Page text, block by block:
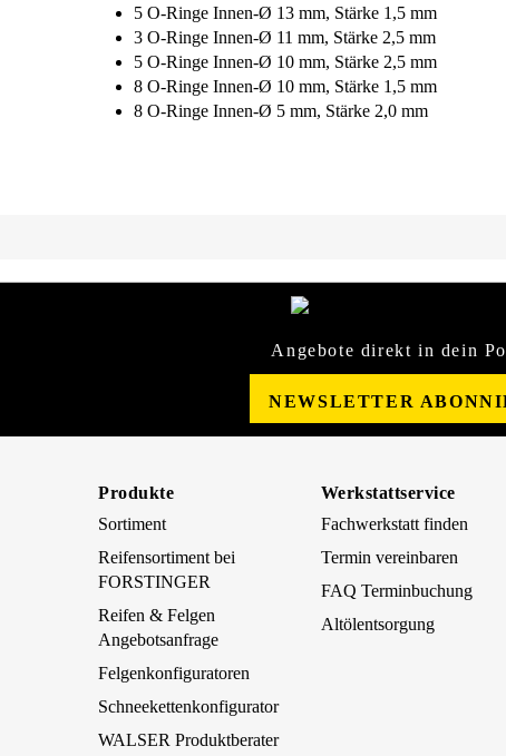
5 O-Ringe Innen-Ø 13 mm, Stärke 1,5 mm
3 O-Ringe Innen-Ø 11 mm, Stärke 2,5 mm
5 O-Ringe Innen-Ø 10 mm, Stärke 2,5 mm
8 O-Ringe Innen-Ø 10 mm, Stärke 1,5 mm
8 O-Ringe Innen-Ø 5 mm, Stärke 2,0 mm
Angebote direkt in dein
NEWSLETTER
Produkte
Sortiment
Reifensortiment bei
FORSTINGER
Reifen & Felgen
Angebotsanfrage
Felgenkonfiguratoren
Schneekettenkonfigurator
WALSER Produktberater
Werkstattservice
Fachwerkstatt finden
Termin vereinbaren
FAQ Terminbuchung
Altölentsorgung